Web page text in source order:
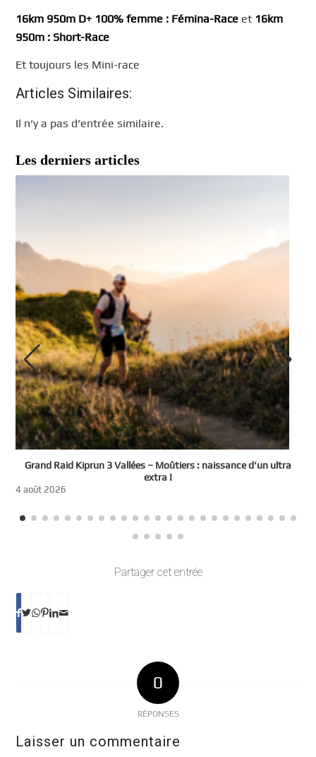
16km 950m D+ 100% femme : Fémina-Race et 16km
950m : Short-Race
Et toujours les Mini-race
Articles Similaires:
Il n’y a pas d’entrée similaire.
Les derniers articles
Grand Raid Kiprun 3 Vallées – Moûtiers : naissance d’un ultra
extra !
4 août 2026
Partager cet entrée
0
RÉPONSES
Laisser un commentaire